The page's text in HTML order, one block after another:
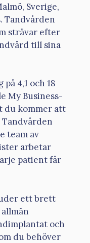
Sverige,
Tandvården
strävar efter
till sina
4,1 och 18
My Business-
du kommer att
team av
arbetar
patient får
ett brett
och
du behöver